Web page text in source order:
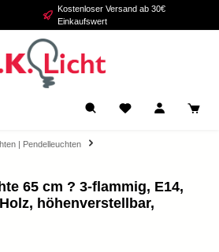
Kostenloser Versand ab 30€
Einkaufswert
| Pendelleuchten
65 cm ? 3-flammig, E14,
höhenverstellbar,